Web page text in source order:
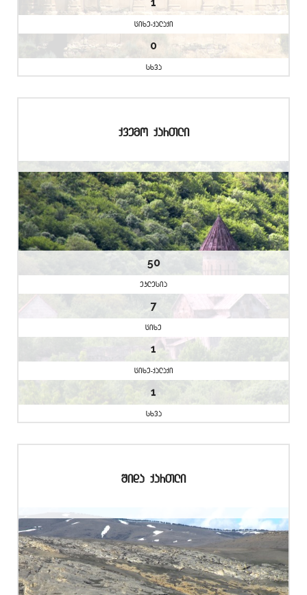
cixe-qalaqi
0
sxva
qvemo qarTli
50
eklesia
7
cixe
1
cixe-qalaqi
1
sxva
Sida qarTli